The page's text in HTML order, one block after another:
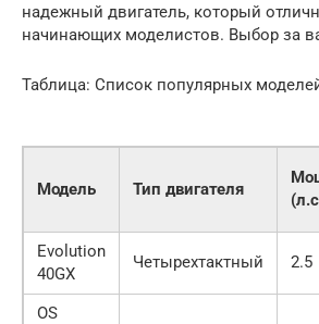
надежный двигатель, который
начинающих моделистов. Выбор за
Таблица: Список популярных
Модель Тип двигателя
Evolution
40GX
Четырехтактный 2.5
OS